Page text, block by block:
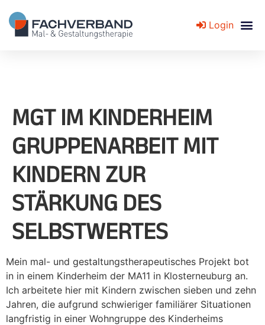
Login
MGT IM KINDERHEIM
GRUPPENARBEIT MIT
KINDERN ZUR
STÄRKUNG DES
SELBSTWERTES
Mein mal- und gestaltungstherapeutisches Projekt bot
in in einem Kinderheim der MA11 in Klosterneuburg an.
Ich arbeitete hier mit Kindern zwischen sieben und zehn
Jahren, die aufgrund schwieriger familiärer Situationen
langfristig in einer Wohngruppe des Kinderheims